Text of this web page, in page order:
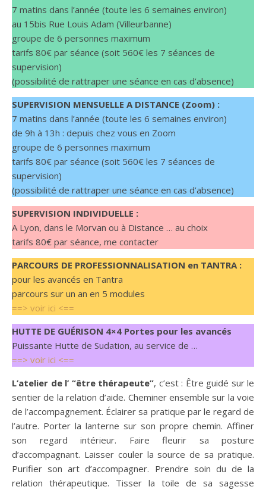
7 matins dans l’année (toute les 6 semaines environ)
au 15bis Rue Louis Adam (Villeurbanne)
groupe de 6 personnes maximum
tarifs 80€ par séance (soit 560€ les 7 séances de
supervision)
(possibilité de rattraper une séance en cas d’absence)
SUPERVISION MENSUELLE A DISTANCE (Zoom) :
7 matins dans l’année (toute les 6 semaines environ)
de 9h à 13h : depuis chez vous en Zoom
groupe de 6 personnes maximum
tarifs 80€ par séance (soit 560€ les 7 séances de
supervision)
(possibilité de rattraper une séance en cas d’absence)
SUPERVISION INDIVIDUELLE :
A Lyon, dans le Morvan ou à Distance … au choix
tarifs 80€ par séance, me contacter
PARCOURS DE PROFESSIONNALISATION en TANTRA :
pour les avancés en Tantra
parcours sur un an en 5 modules
==> voir ici <==
HUTTE DE GUÉRISON 4×4 Portes pour les avancés
Puissante Hutte de Sudation, au service de …
==> voir ici <==
L’atelier de l’ “être thérapeute”, c’est : Être guidé sur le
sentier de la relation d’aide. Cheminer ensemble sur la voie
de l’accompagnement. Éclairer sa pratique par le regard de
l’autre. Porter la lanterne sur son propre chemin. Affiner
son regard intérieur. Faire fleurir sa posture
d’accompagnant. Laisser couler la source de sa pratique.
Purifier son art d’accompagner. Prendre soin du de la
relation thérapeutique. Tisser la toile de sa sagesse